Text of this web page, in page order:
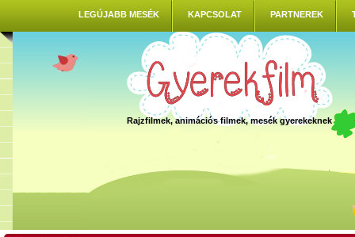
LEGÚJABB MESÉK KAPCSOLAT PARTNEREK
Rajzfilmek, animációs filmek, mesék gyerekeknek